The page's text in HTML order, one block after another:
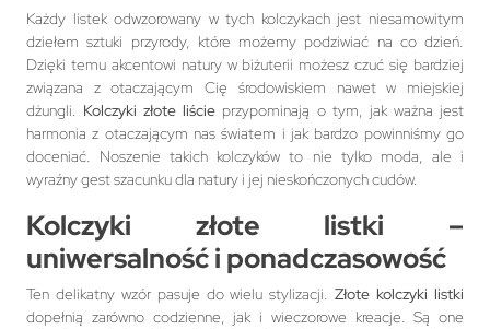
Każdy listek odwzorowany w tych kolczykach jest niesamowitym
dziełem sztuki przyrody, które możemy podziwiać na co dzień.
Dzięki temu akcentowi natury w biżuterii możesz czuć się bardziej
związana z otaczającym Cię środowiskiem nawet w miejskiej
dżungli. Kolczyki złote liście przypominają o tym, jak ważna jest
harmonia z otaczającym nas światem i jak bardzo powinniśmy go
doceniać. Noszenie takich kolczyków to nie tylko moda, ale i
wyraźny gest szacunku dla natury i jej nieskończonych cudów.
Kolczyki złote listki –
uniwersalność i ponadczasowość
Ten delikatny wzór pasuje do wielu stylizacji.Złote kolczyki listki
dopełnią zarówno codzienne, jak i wieczorowe kreacje. Są one